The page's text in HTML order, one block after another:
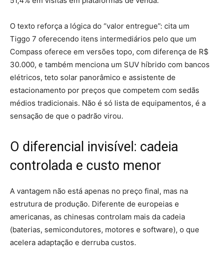
O texto reforça a lógica do “valor entregue”: cita um
Tiggo 7 oferecendo itens intermediários pelo que um
Compass oferece em versões topo, com diferença de R$
30.000, e também menciona um SUV híbrido com bancos
elétricos, teto solar panorâmico e assistente de
estacionamento por preços que competem com sedãs
médios tradicionais. Não é só lista de equipamentos, é a
sensação de que o padrão virou.
O diferencial invisível: cadeia
controlada e custo menor
A vantagem não está apenas no preço final, mas na
estrutura de produção. Diferente de europeias e
americanas, as chinesas controlam mais da cadeia
(baterias, semicondutores, motores e software), o que
acelera adaptação e derruba custos.